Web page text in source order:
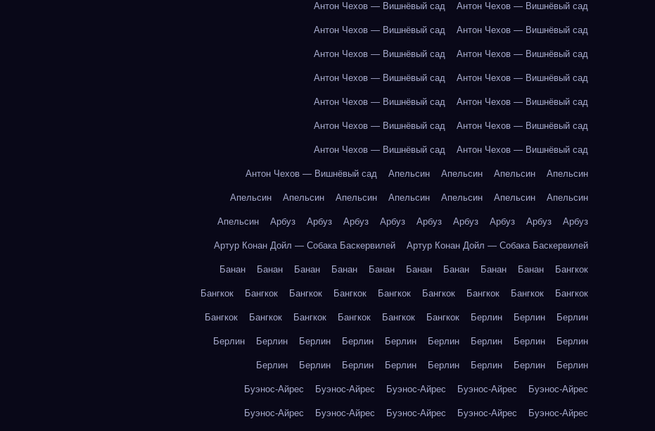
Антон Чехов — Вишнёвый сад Антон Чехов — Вишнёвый сад
Антон Чехов — Вишнёвый сад Антон Чехов — Вишнёвый сад
Антон Чехов — Вишнёвый сад Антон Чехов — Вишнёвый сад
Антон Чехов — Вишнёвый сад Антон Чехов — Вишнёвый сад
Антон Чехов — Вишнёвый сад Антон Чехов — Вишнёвый сад
Антон Чехов — Вишнёвый сад Антон Чехов — Вишнёвый сад
Антон Чехов — Вишнёвый сад Антон Чехов — Вишнёвый сад
Антон Чехов — Вишнёвый сад Апельсин Апельсин Апельсин Апельсин
Апельсин Апельсин Апельсин Апельсин Апельсин Апельсин Апельсин
Апельсин Арбуз Арбуз Арбуз Арбуз Арбуз Арбуз Арбуз Арбуз Арбуз
Артур Конан Дойл — Собака Баскервилей Артур Конан Дойл — Собака Баскервилей
Банан Банан Банан Банан Банан Банан Банан Банан Банан Бангкок
Бангкок Бангкок Бангкок Бангкок Бангкок Бангкок Бангкок Бангкок Бангкок
Бангкок Бангкок Бангкок Бангкок Бангкок Бангкок Берлин Берлин Берлин
Берлин Берлин Берлин Берлин Берлин Берлин Берлин Берлин Берлин
Берлин Берлин Берлин Берлин Берлин Берлин Берлин Берлин
Буэнос-Айрес Буэнос-Айрес Буэнос-Айрес Буэнос-Айрес Буэнос-Айрес
Буэнос-Айрес Буэнос-Айрес Буэнос-Айрес Буэнос-Айрес Буэнос-Айрес